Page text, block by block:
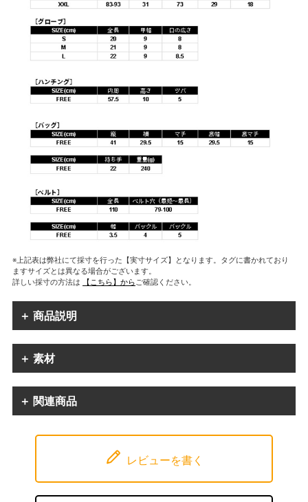
※上記表は弊社にて採寸を行った【実寸サイズ】となります。タグに書かれており
ますサイズとは異なる場合がございます。
詳しい採寸の方法は
【こちら】からご確認ください。
＋ 商品説明
＋ 素材
＋ 関連商品
レビューを書く